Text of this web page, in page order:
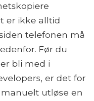
er ikke alltid
telefonen må
Før du
bli med i
er det for
utløse en